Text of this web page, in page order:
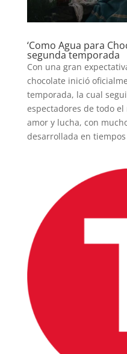
‘Como Agua para
segunda temporada
Con una gran
chocolate inició
temporada, la cual
espectadores de todo
amor y lucha, con
desarrollada en